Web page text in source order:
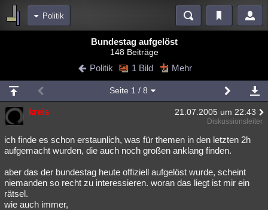
Politik
Blogs Videos
Chat Wiki Neuigkeiten
meine Rubriken
Menschen Mystery Kriminalfälle
Spiritualität Verschwörungen Technologie Ufologie
weitere Rubriken
Philosophie
Bundestag aufgelöst
148 Beiträge
Politik 1 Bild Mehr
Seite 1 / 8
kreis 21.07.2005 um 22:43
Diskussionsleiter
ich finde es schon erstaunlich, was für themen in den letzten 2h
aufgemacht wurden, die auch noch großen anklang finden.
aber das der bundestag heute offiziell aufgelöst wurde, scheint
niemanden so recht zu interessieren. woran das liegt ist mir ein
rätsel.
wie auch immer,